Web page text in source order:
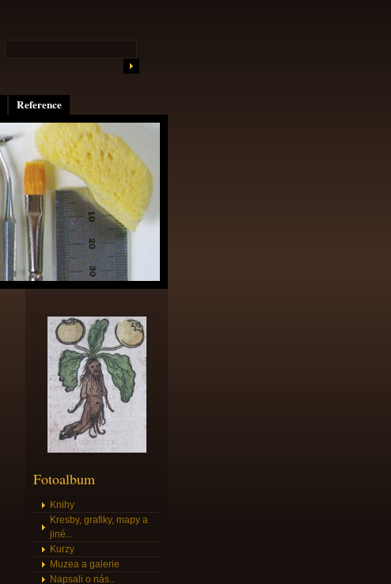
Reference
Fotoalbum
Knihy
Kresby, grafiky, mapy a
jiné...
Kurzy
Muzea a galerie
Napsali o nás..